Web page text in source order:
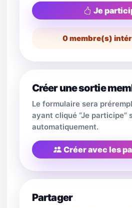
Je
0membre(s)
Créer une sortie
Le formulaire sera
ayant cliqué “Je participe”
automatiquement.
Créer avec les
Partager